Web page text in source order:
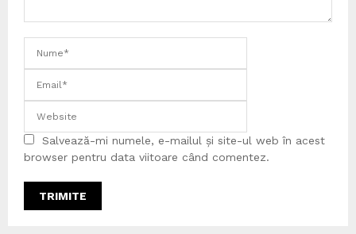
Salvează-mi numele, e-mailul și site-ul web în acest
browser pentru data viitoare când comentez.